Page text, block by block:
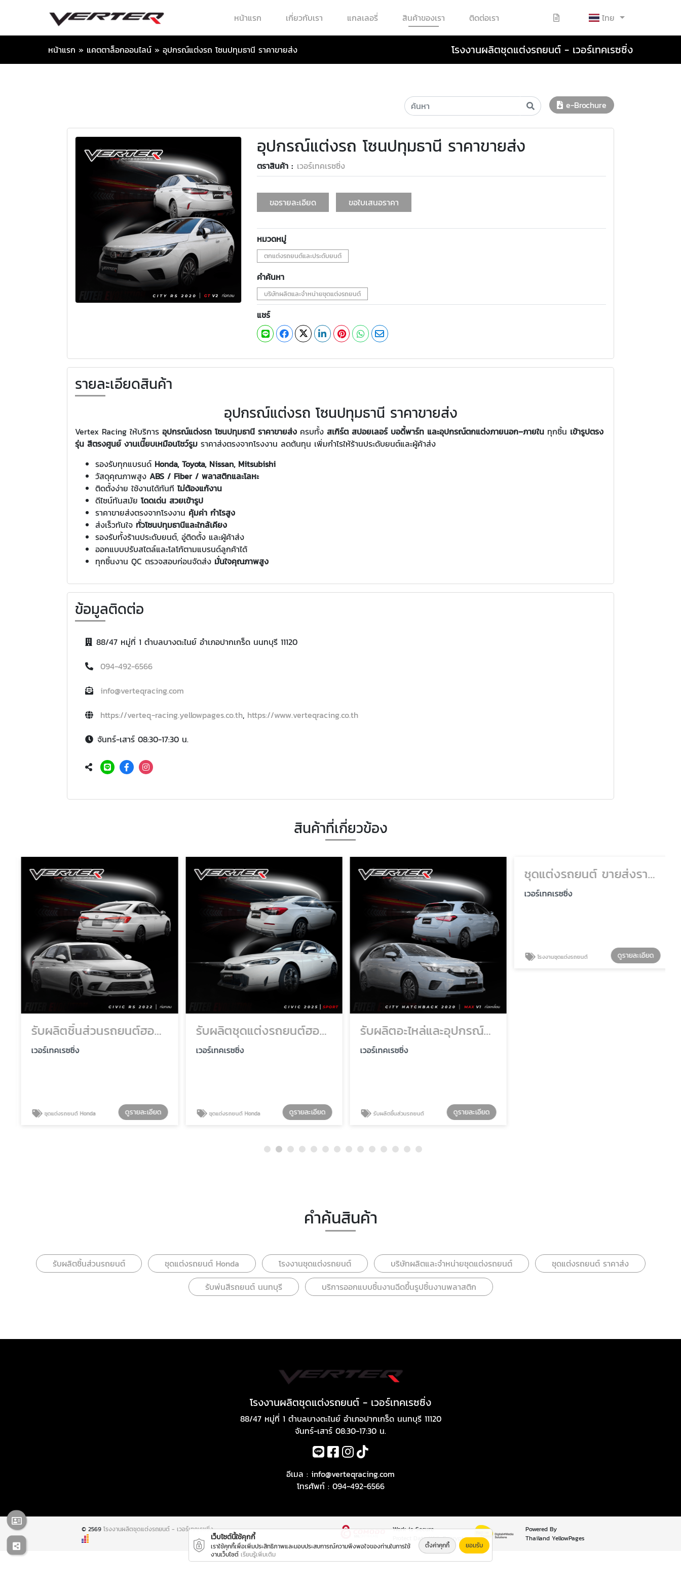
หน้าแรก เกี่ยวกับเรา แกลเลอรี่ สินค้าของเรา ติดต่อเรา ไทย
หน้าแรก » แคตตาล็อกออนไลน์ » อุปกรณ์แต่งรถ โซนปทุมธานี ราคาขายส่ง โรงงานผลิตชุดแต่งรถยนต์ - เวอร์เทคเรซซิ่ง
e-Brochure
อุปกรณ์แต่งรถ โซนปทุมธานี ราคาขายส่ง
ตราสินค้า : เวอร์เทคเรซซิ่ง
ขอรายละเอียด ขอใบเสนอราคา
หมวดหมู่
ตกแต่งรถยนต์และประดับยนต์
คำค้นหา
บริษัทผลิตและจำหน่ายชุดแต่งรถยนต์
แชร์
รายละเอียดสินค้า
อุปกรณ์แต่งรถ โซนปทุมธานี ราคาขายส่ง
Vertex Racing ให้บริการ อุปกรณ์แต่งรถ โซนปทุมธานี ราคาขายส่ง ครบทั้ง สเกิร์ต สปอยเลอร์ บอดี้พาร์ท และอุปกรณ์ตกแต่งภายนอก–ภายใน ทุกชิ้น เข้ารูปตรง
รุ่น สีตรงศูนย์ งานเนี๊ยบเหมือนโชว์รูม ราคาส่งตรงจากโรงงาน ลดต้นทุน เพิ่มกำไรให้ร้านประดับยนต์และผู้ค้าส่ง
รองรับทุกแบรนด์ Honda, Toyota, Nissan, Mitsubishi
วัสดุคุณภาพสูง ABS / Fiber / พลาสติกและโลหะ
ติดตั้งง่าย ใช้งานได้ทันที ไม่ต้องแก้งาน
ดีไซน์ทันสมัย โดดเด่น สวยเข้ารูป
ราคาขายส่งตรงจากโรงงาน คุ้มค่า กำไรสูง
ส่งเร็วทันใจ ทั่วโซนปทุมธานีและใกล้เคียง
รองรับทั้งร้านประดับยนต์, อู่ติดตั้ง และผู้ค้าส่ง
ออกแบบปรับสไตล์และโลโก้ตามแบรนด์ลูกค้าได้
ทุกชิ้นงาน QC ตรวจสอบก่อนจัดส่ง มั่นใจคุณภาพสูง
ข้อมูลติดต่อ
88/47 หมู่ที่ 1 ตำบลบางตะไนย์ อำเภอปากเกร็ด นนทบุรี 11120
094-492-6566
info@verteqracing.com
https://verteq-racing.yellowpages.co.th, https://www.verteqracing.co.th
จันทร์-เสาร์ 08:30-17:30 น.
สินค้าที่เกี่ยวข้อง
รับผลิตชิ้นส่วนรถยนต์ฮอนด้า ราคาโรงงาน
เวอร์เทคเรซซิ่ง
ชุดแต่งรถยนต์ Honda ดูรายละเอียด
รับผลิตชุดแต่งรถยนต์ฮอนด้า ราคาถูก
เวอร์เทคเรซซิ่ง
ชุดแต่งรถยนต์ Honda ดูรายละเอียด
รับผลิตอะไหล่และอุปกรณ์แต่งรถยนต์ OEM
เวอร์เทคเรซซิ่ง
รับผลิตชิ้นส่วนรถยนต์ ดูรายละเอียด
ชุดแต่งรถยนต์ ขายส่งราคาโรงงาน
เวอร์เทคเรซซิ่ง
โรงงานชุดแต่งรถยนต์ ดูรายละเอียด
คำค้นสินค้า
รับผลิตชิ้นส่วนรถยนต์ ชุดแต่งรถยนต์ Honda โรงงานชุดแต่งรถยนต์ บริษัทผลิตและจำหน่ายชุดแต่งรถยนต์
ชุดแต่งรถยนต์ ราคาส่ง
รับพ่นสีรถยนต์ นนทบุรี
บริการออกแบบชิ้นงานฉีดขึ้นรูปชิ้นงานพลาสติก
โรงงานผลิตชุดแต่งรถยนต์ - เวอร์เทคเรซซิ่ง
88/47 หมู่ที่ 1 ตำบลบางตะไนย์ อำเภอปากเกร็ด นนทบุรี 11120
จันทร์-เสาร์ 08:30-17:30 น.
อีเมล : info@verteqracing.com
โทรศัพท์ : 094-492-6566
© 2569โรงงานผลิตชุดแต่งรถยนต์ - เวอร์เทคเรซซิ่ง
Work is Secure
Protect Data With Encrypt
Powered By
Thailand YellowPages
เว็บไซต์นี้ใช้คุกกี้
เราใช้คุกกี้เพื่อเพิ่มประสิทธิภาพและมอบประสบการณ์ความพึงพอใจของท่านในการใช้
งานเว็บไซต์ เรียนรู้เพิ่มเติม
ตั้งค่าคุกกี้ ยอมรับ